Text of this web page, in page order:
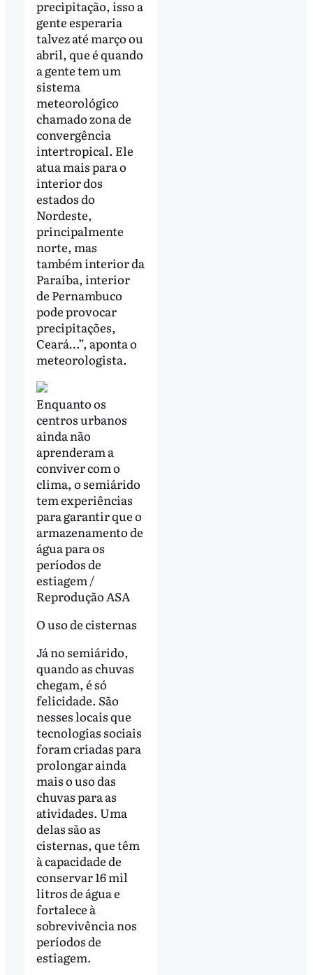
precipitação, isso a
gente esperaria
talvez até março ou
abril, que é quando
a gente tem um
sistema
meteorológico
chamado zona de
convergência
intertropical. Ele
atua mais para o
interior dos
estados do
Nordeste,
principalmente
norte, mas
também interior da
Paraíba, interior
de Pernambuco
pode provocar
precipitações,
Ceará…”, aponta o
meteorologista.
Enquanto os
centros urbanos
ainda não
aprenderam a
conviver com o
clima, o semiárido
tem experiências
para garantir que o
armazenamento de
água para os
períodos de
estiagem /
Reprodução ASA
O uso de cisternas
Já no semiárido,
quando as chuvas
chegam, é só
felicidade. São
nesses locais que
tecnologias sociais
foram criadas para
prolongar ainda
mais o uso das
chuvas para as
atividades. Uma
delas são as
cisternas, que têm
à capacidade de
conservar 16 mil
litros de água e
fortalece à
sobrevivência nos
períodos de
estiagem.